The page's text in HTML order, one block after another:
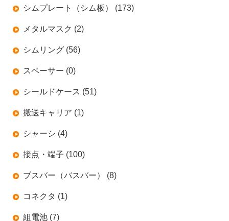
シムプレート（シム板） (173)
メタルマスク (2)
シムリング (56)
スペーサー (0)
シールドケース (51)
搬送キャリア (1)
シャーシ (4)
接点・端子 (100)
ブスバー（バスバー） (8)
コネクタ (1)
組電池 (7)